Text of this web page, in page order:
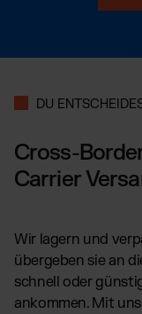
DU
Cross-
Carrier
Wir lagern und
übergeben sie an
schnell oder
ankommen. Mit